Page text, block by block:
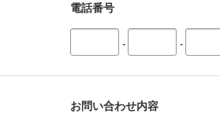
電話番号
- -
お問い合わせ内容